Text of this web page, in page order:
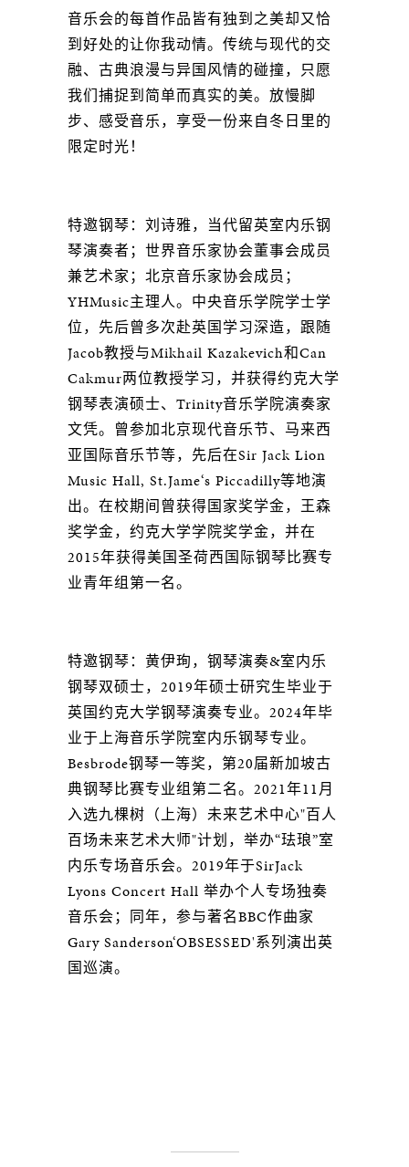
音乐会的每首作品皆有独到之美却又恰
到好处的让你我动情。传统与现代的交
融、古典浪漫与异国风情的碰撞，只愿
我们捕捉到简单而真实的美。放慢脚
步、感受音乐，享受一份来自冬日里的
限定时光！
特邀钢琴：刘诗雅，当代留英室内乐钢
琴演奏者；世界音乐家协会董事会成员
兼艺术家；北京音乐家协会成员；
YHMusic主理人。中央音乐学院学士学
位，先后曾多次赴英国学习深造，跟随
Jacob教授与Mikhail Kazakevich和Can
Cakmur两位教授学习，并获得约克大学
钢琴表演硕士、Trinity音乐学院演奏家
文凭。曾参加北京现代音乐节、马来西
亚国际音乐节等，先后在Sir Jack Lion
Music Hall, St.Jame‘s Piccadilly等地演
出。在校期间曾获得国家奖学金，王森
奖学金，约克大学学院奖学金，并在
2015年获得美国圣荷西国际钢琴比赛专
业青年组第一名。
特邀钢琴：黄伊珣，钢琴演奏&室内乐
钢琴双硕士，2019年硕士研究生毕业于
英国约克大学钢琴演奏专业。2024年毕
业于上海音乐学院室内乐钢琴专业。
Besbrode钢琴一等奖，第20届新加坡古
典钢琴比赛专业组第二名。2021年11月
入选九棵树（上海）未来艺术中心"百人
百场未来艺术大师"计划，举办“珐琅”室
内乐专场音乐会。2019年于SirJack
Lyons Concert Hall 举办个人专场独奏
音乐会；同年，参与著名BBC作曲家
Gary Sanderson‘OBSESSED'系列演出英
国巡演。